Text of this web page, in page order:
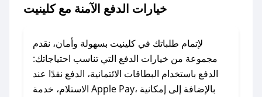
### ماذا أفعل إذا لم يعمل كود الخصم؟
الرسائل الخاصة على تويتر أو البريد الإلكتروني،
وسنقوم بحل المشكلة في أسرع وقت ممكن.
### ماذا أفعل إذا لم أجد كود خصم لمتجري
خيارات الدفع الآمنة مع كلينيت
لإتمام طلباتك في كلينيت بسهولة وأمان، نقدم
مجموعة من خيارات الدفع التي تناسب احتياجاتك:
الدفع باستخدام البطاقات الائتمانية، الدفع نقدًا عند
الاستلام، خدمة Apple Pay، بالإضافة إلى إمكانية